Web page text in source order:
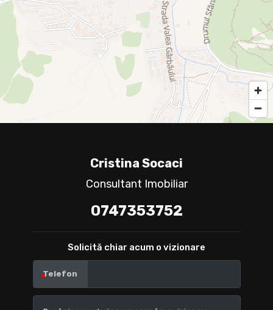
Cristina Socaci
Consultant Imobiliar
0747353752
Solicită chiar acum o vizionare
Telefon